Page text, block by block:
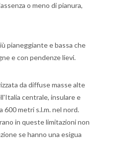
o meno di pianura,
pianeggiante e bassa che
e con pendenze lievi.
da diffuse masse alte
centrale, insulare e
600 metri s.l.m. nel nord.
in queste limitazioni non
se hanno una esigua